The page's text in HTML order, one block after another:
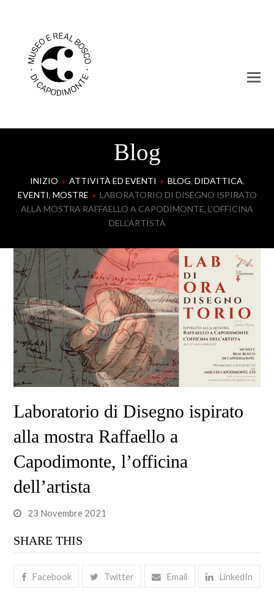
Blog
INIZIO » ATTIVITÀ ED EVENTI » BLOG, DIDATTICA,
EVENTI, MOSTRE » LABORATORIO DI DISEGNO ISPIRATO
ALLA MOSTRA RAFFAELLO A CAPODIMONTE, L’OFFICINA
DELL’ARTISTA
Laboratorio di Disegno ispirato
alla mostra Raffaello a
Capodimonte, l’officina
dell’artista
23 Novembre 2021
SHARE THIS
Facebook Twitter Email LinkedIn